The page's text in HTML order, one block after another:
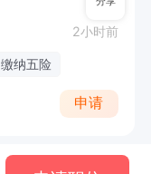
2小时前
缴纳五险
申请